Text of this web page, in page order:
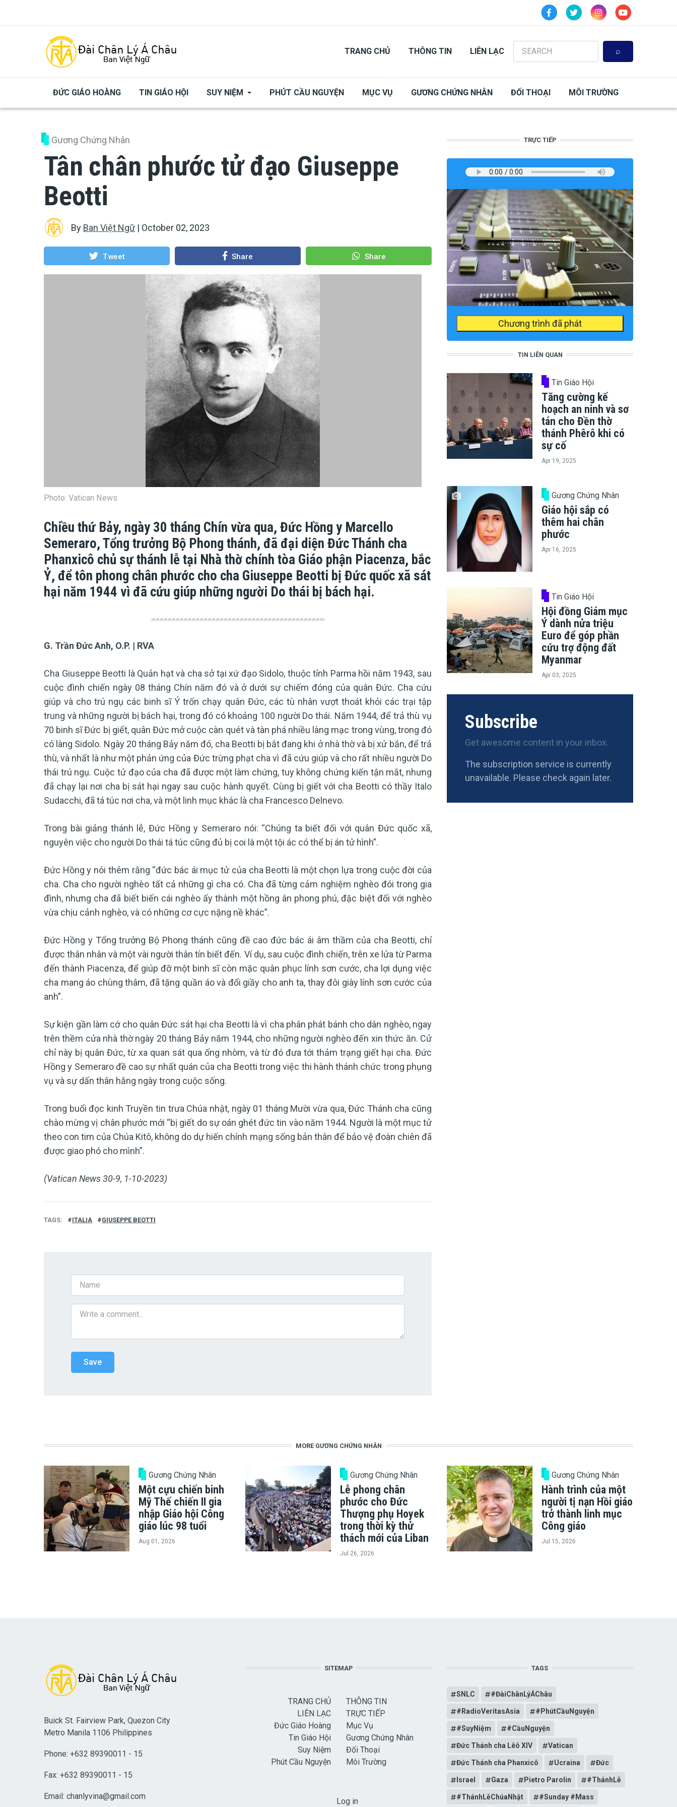
TRANG CHỦ THÔNG TIN LIÊN LẠC
Search
ĐỨC GIÁO HOÀNG TIN GIÁO HỘI SUY NIỆM PHÚT CẦU NGUYỆN MỤC VỤ GƯƠNG CHỨNG NHÂN ĐỐI THOẠI MÔI TRƯỜNG
Gương Chứng Nhân
Tân chân phước tử đạo Giuseppe
Beotti
By Ban Việt Ngữ| October 02, 2023
Tweet Share Share
Photo: Vatican News
Chiều thứ Bảy, ngày 30 tháng Chín vừa qua, Đức Hồng y Marcello
Semeraro, Tổng trưởng Bộ Phong thánh, đã đại diện Đức Thánh cha
Phanxicô chủ sự thánh lễ tại Nhà thờ chính tòa Giáo phận Piacenza, bắc
Ỷ, để tôn phong chân phước cho cha Giuseppe Beotti bị Đức quốc xã sát
hại năm 1944 vì đã cứu giúp những người Do thái bị bách hại.
G. Trần Đức Anh, O.P. | RVA
Cha Giuseppe Beotti là Quản hạt và cha sở tại xứ đạo Sidolo, thuộc tỉnh Parma hồi năm 1943, sau
cuộc đình chiến ngày 08 tháng Chín năm đó và ở dưới sự chiếm đóng của quân Đức. Cha cứu
giúp và cho trú ngụ các binh sĩ Ý trốn chạy quân Đức, các tù nhân vượt thoát khỏi các trại tập
trung và những người bị bách hại, trong đó có khoảng 100 người Do thái. Năm 1944, để trả thù vụ
70 binh sĩ Đức bị giết, quân Đức mở cuộc càn quét và tàn phá nhiều làng mạc trong vùng, trong đó
có làng Sidolo. Ngày 20 tháng Bảy năm đó, cha Beotti bị bắt đang khi ở nhà thờ và bị xử bắn, để trả
thù, và nhất là như một phản ứng của Đức trừng phạt cha vì đã cứu giúp và cho rất nhiều người Do
thái trú ngụ. Cuộc tử đạo của cha đã được một làm chứng, tuy không chứng kiến tận mắt, nhưng
đã chạy lại nơi cha bị sát hại ngay sau cuộc hành quyết. Cùng bị giết với cha Beotti có thầy Italo
Sudacchi, đã tá túc nơi cha, và một linh mục khác là cha Francesco Delnevo.
Trong bài giảng thánh lễ, Đức Hồng y Semeraro nói: “Chúng ta biết đối với quân Đức quốc xã,
nguyên việc cho người Do thái tá túc cũng đủ bị coi là một tội ác có thể bị án tử hình”.
Đức Hồng y nói thêm rằng “đức bác ái mục tử của cha Beotti là một chọn lựa trong cuộc đời của
cha. Cha cho người nghèo tất cả những gì cha có. Cha đã từng cảm nghiệm nghèo đói trong gia
đình, nhưng cha đã biết biến cái nghèo ấy thành một hồng ân phong phú, đặc biệt đối với nghèo
vừa chịu cảnh nghèo, và có những cơ cực nặng nề khác”.
Đức Hồng y Tổng trưởng Bộ Phong thánh cũng đề cao đức bác ái âm thầm của cha Beotti, chỉ
được thân nhân và một vài người thân tín biết đến. Ví dụ, sau cuộc đình chiến, trên xe lửa từ Parma
đến thành Piacenza, để giúp đỡ một binh sĩ còn mặc quân phục lính sơn cước, cha lợi dụng việc
cha mang áo chùng thâm, đã tặng quần áo và đổi giầy cho anh ta, thay đôi giày lính sơn cước của
anh”.
Sự kiện gần làm cớ cho quân Đức sát hại cha Beotti là vì cha phân phát bánh cho dân nghèo, ngay
trên thềm cửa nhà thờ ngày 20 tháng Bảy năm 1944, cho những người nghèo đến xin thức ăn. Cử
chỉ này bị quân Đức, từ xa quan sát qua ống nhòm, và từ đó đưa tới thảm trạng giết hại cha. Đức
Hồng y Semeraro đề cao sự nhất quán của cha Beotti trong việc thi hành thánh chức trong phụng
vụ và sự dấn thân hằng ngày trong cuộc sống.
Trong buổi đọc kinh Truyền tin trưa Chúa nhật, ngày 01 tháng Mười vừa qua, Đức Thánh cha cũng
chào mừng vị chân phước mới “bị giết do sự oán ghét đức tin vào năm 1944. Người là một mục tử
theo con tim của Chúa Kitô, không do dự hiến chính mạng sống bản thân để bảo vệ đoàn chiên đã
được giao phó cho mình”.
(Vatican News 30-9, 1-10-2023)
TAGS ITALIA GIUSEPPE BEOTTI
TRỰC TIẾP
Chương trình đã phát
TIN LIÊN QUAN
Tin Giáo Hội
Tăng cường kế
hoạch an ninh và sơ
tán cho Đền thờ
thánh Phêrô khi có
sự cố
Apr 19, 2025
Gương Chứng Nhân
Giáo hội sắp có
thêm hai chân
phước
Apr 16, 2025
Tin Giáo Hội
Hội đồng Giám mục
Ý dành nửa triệu
Euro để góp phần
cứu trợ động đất
Myanmar
Apr 03, 2025
Subscribe
Get awesome content in your inbox.
The subscription service is currently
unavailable. Please check again later.
MORE GƯƠNG CHỨNG NHÂN
Gương Chứng Nhân
Một cựu chiến binh
Mỹ Thế chiến II gia
nhập Giáo hội Công
giáo lúc 98 tuổi
Aug 01, 2026
Gương Chứng Nhân
Lễ phong chân
phước cho Đức
Thượng phụ Hoyek
trong thời kỳ thử
thách mới của Liban
Jul 26, 2026
Gương Chứng Nhân
Hành trình của một
người tị nạn Hồi giáo
trở thành linh mục
Công giáo
Jul 15, 2026
Buick St. Fairview Park, Quezon City
Metro Manila 1106 Philippines
Phone: +632 89390011 - 15
Fax: +632 89390011 - 15
Email: chanlyvina@gmail.com
SITEMAP
TRANG CHỦ
LIÊN LẠC
Đức Giáo Hoàng
Tin Giáo Hội
Suy Niệm
Phút Cầu Nguyện
THÔNG TIN
TRỰC TIẾP
Mục Vụ
Gương Chứng Nhân
Đối Thoại
Môi Trường
Log in
TAGS
SNLC #ĐàiChânLýÁChâu
#RadioVeritasAsia #PhútCầuNguyện
#SuyNiệm #CầuNguyện
Đức Thánh cha Lêô XIV Vatican
Đức Thánh cha Phanxicô Ucraina Đức
Israel Gaza Pietro Parolin #ThánhLễ
#ThánhLễChúaNhật #Sunday #Mass